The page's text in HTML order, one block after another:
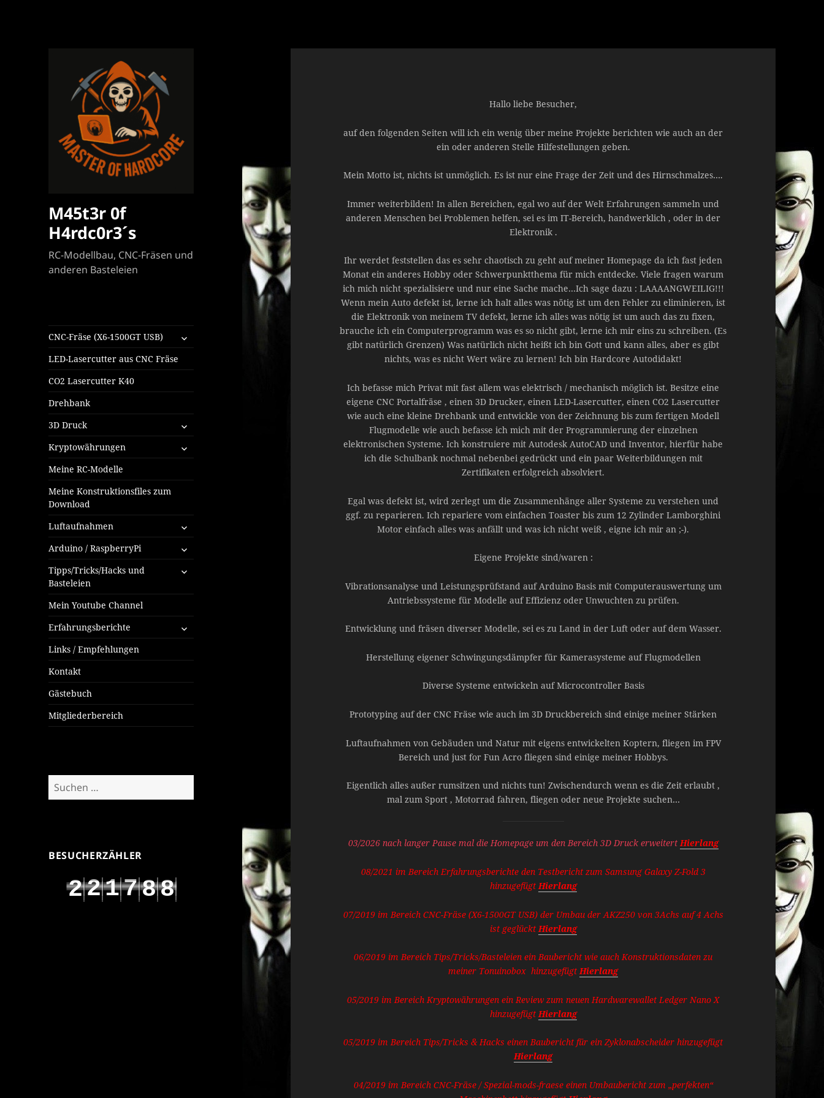
M45t3r 0f
H4rdc0r3´s
RC-Modellbau, CNC-Fräsen und
anderen Basteleien
CNC-Fräse (X6-1500GT USB)
untermenü
öffnen
LED-Lasercutter aus CNC Fräse
CO2 Lasercutter K40
Drehbank
3D Druck
untermenü
öffnen
Kryptowährungen
untermenü
öffnen
Meine RC-Modelle
Meine Konstruktionsfiles zum
Download
Luftaufnahmen
untermenü
öffnen
Arduino / RaspberryPi
untermenü
öffnen
Tipps/Tricks/Hacks und
Basteleien
untermenü
Mein Youtube Channel
Erfahrungsberichte
untermenü
öffnen
Links / Empfehlungen
Kontakt
Gästebuch
Mitgliederbereich
Suchen
nach:
BESUCHERZÄHLER
221788
Hallo liebe Besucher,
auf den folgenden Seiten will ich ein wenig über meine Projekte berichten wie auch an der
ein oder anderen Stelle Hilfestellungen geben.
Mein Motto ist, nichts ist unmöglich. Es ist nur eine Frage der Zeit und des Hirnschmalzes….
Immer weiterbilden! In allen Bereichen, egal wo auf der Welt Erfahrungen sammeln und
anderen Menschen bei Problemen helfen, sei es im IT-Bereich, handwerklich , oder in der
Elektronik .
Ihr werdet feststellen das es sehr chaotisch zu geht auf meiner Homepage da ich fast jeden
Monat ein anderes Hobby oder Schwerpunktthema für mich entdecke. Viele fragen warum
ich mich nicht spezialisiere und nur eine Sache mache…Ich sage dazu : LAAAANGWEILIG!!!
Wenn mein Auto defekt ist, lerne ich halt alles was nötig ist um den Fehler zu eliminieren, ist
die Elektronik von meinem TV defekt, lerne ich alles was nötig ist um auch das zu fixen,
brauche ich ein Computerprogramm was es so nicht gibt, lerne ich mir eins zu schreiben. (Es
gibt natürlich Grenzen) Was natürlich nicht heißt ich bin Gott und kann alles, aber es gibt
nichts, was es nicht Wert wäre zu lernen! Ich bin Hardcore Autodidakt!
Ich befasse mich Privat mit fast allem was elektrisch / mechanisch möglich ist. Besitze eine
eigene CNC Portalfräse , einen 3D Drucker, einen LED-Lasercutter, einen CO2 Lasercutter
wie auch eine kleine Drehbank und entwickle von der Zeichnung bis zum fertigen Modell
Flugmodelle wie auch befasse ich mich mit der Programmierung der einzelnen
elektronischen Systeme. Ich konstruiere mit Autodesk AutoCAD und Inventor, hierfür habe
ich die Schulbank nochmal nebenbei gedrückt und ein paar Weiterbildungen mit
Zertifikaten erfolgreich absolviert.
Egal was defekt ist, wird zerlegt um die Zusammenhänge aller Systeme zu verstehen und
ggf. zu reparieren. Ich repariere vom einfachen Toaster bis zum 12 Zylinder Lamborghini
Motor einfach alles was anfällt und was ich nicht weiß , eigne ich mir an ;-).
Eigene Projekte sind/waren :
Vibrationsanalyse und Leistungsprüfstand auf Arduino Basis mit Computerauswertung um
Antriebssysteme für Modelle auf Effizienz oder Unwuchten zu prüfen.
Entwicklung und fräsen diverser Modelle, sei es zu Land in der Luft oder auf dem Wasser.
Herstellung eigener Schwingungsdämpfer für Kamerasysteme auf Flugmodellen
Diverse Systeme entwickeln auf Microcontroller Basis
Prototyping auf der CNC Fräse wie auch im 3D Druckbereich sind einige meiner Stärken
Luftaufnahmen von Gebäuden und Natur mit eigens entwickelten Koptern, fliegen im FPV
Bereich und just for Fun Acro fliegen sind einige meiner Hobbys.
Eigentlich alles außer rumsitzen und nichts tun! Zwischendurch wenn es die Zeit erlaubt ,
mal zum Sport , Motorrad fahren, fliegen oder neue Projekte suchen…
03/2026 nach langer Pause mal die Homepage um den Bereich 3D Druck erweitertHierlang
08/2021 im Bereich Erfahrungsberichte den Testbericht zum Samsung Galaxy Z-Fold 3
hinzugefügtHierlang
07/2019 im Bereich CNC-Fräse (X6-1500GT USB) der Umbau der AKZ250 von 3Achs auf 4 Achs
ist geglückt Hierlang
06/2019 im Bereich Tips/Tricks/Basteleien ein Baubericht wie auch Konstruktionsdaten zu
meiner Tonuinobox hinzugefügt Hierlang
05/2019 im Bereich Kryptowährungen ein Review zum neuen Hardwarewallet Ledger Nano X
hinzugefügt Hierlang
05/2019 im Bereich Tips/Tricks & Hacks einen Baubericht für ein Zyklonabscheider hinzugefügt
Hierlang
04/2019 im Bereich CNC-Fräse / Spezial-mods-fraese einen Umbaubericht zum „perfekten“